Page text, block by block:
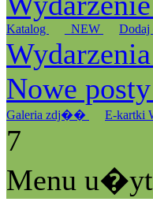
Katalog _NEW Dodaj
Wydarzenia
Nowe posty
Galeria zdj�� E-kartki
7
Menu